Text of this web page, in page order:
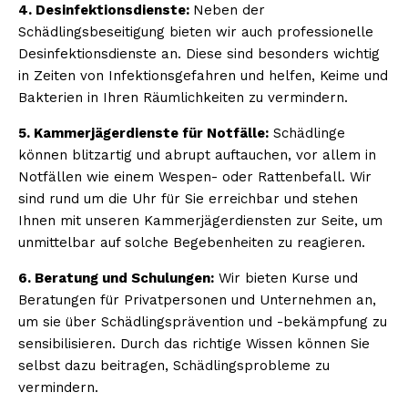
4. Desinfektionsdienste: Neben der
Schädlingsbeseitigung bieten wir auch professionelle
Desinfektionsdienste an. Diese sind besonders wichtig
in Zeiten von Infektionsgefahren und helfen, Keime und
Bakterien in Ihren Räumlichkeiten zu vermindern.
5. Kammerjägerdienste für Notfälle: Schädlinge
können blitzartig und abrupt auftauchen, vor allem in
Notfällen wie einem Wespen- oder Rattenbefall. Wir
sind rund um die Uhr für Sie erreichbar und stehen
Ihnen mit unseren Kammerjägerdiensten zur Seite, um
unmittelbar auf solche Begebenheiten zu reagieren.
6. Beratung und Schulungen: Wir bieten Kurse und
Beratungen für Privatpersonen und Unternehmen an,
um sie über Schädlingsprävention und -bekämpfung zu
sensibilisieren. Durch das richtige Wissen können Sie
selbst dazu beitragen, Schädlingsprobleme zu
vermindern.